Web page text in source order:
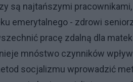
są najtańszymi
emerytalnego - zdrowi
pracę zdalną dla
mnóstwo czynników
socjalizmu wprowadzić